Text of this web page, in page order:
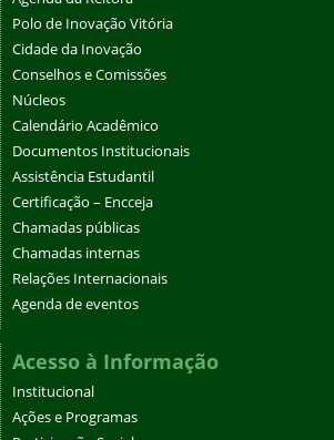
Polo de Inovação Vitória
Cidade da Inovação
Conselhos e Comissões
Núcleos
Calendário Acadêmico
Documentos Institucionais
Assistência Estudantil
Certificação – Encceja
Chamadas públicas
Chamadas internas
Relações Internacionais
Agenda de eventos
Acesso à Informação
Institucional
Ações e Programas